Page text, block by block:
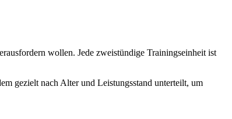
wollen. Jede zweistündige Trainingseinheit ist
gezielt nach Alter und Leistungsstand unterteilt, um